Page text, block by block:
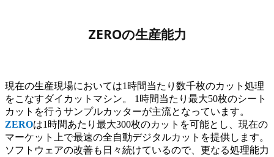
ZEROの生産能力
現在の生産現場においては1時間当たり数千枚のカット処理
をこなすダイカットマシン。 1時間当たり最大50枚のシート
カットを行うサンプルカッターが主流となっています。
ZEROは1時間あたり最大300枚のカットを可能とし、現在の
マーケット上で最速の全自動デジタルカットを提供します。
ソフトウェアの改善も日々続けているので、更なる処理能力